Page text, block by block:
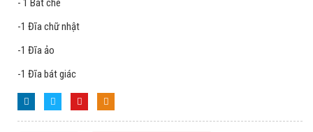
- 1 Bát chè
-1 Đĩa chữ nhật
-1 Đĩa ảo
-1 Đĩa bát giác